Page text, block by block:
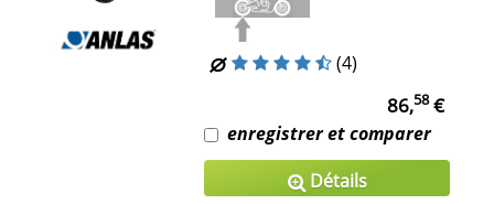
(4)
86,58€
enregistrer et comparer
Détails